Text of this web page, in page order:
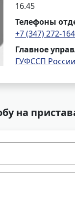
16.45
Телефоны
+7 (347) 272-
Главное
ГУФССП
на